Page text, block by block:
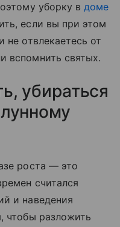
уборку вдоме
если вы при этом
не отвлекаетесь от
вспомнить святых.
убираться
роста — это
считался
и наведения
чтобы разложить